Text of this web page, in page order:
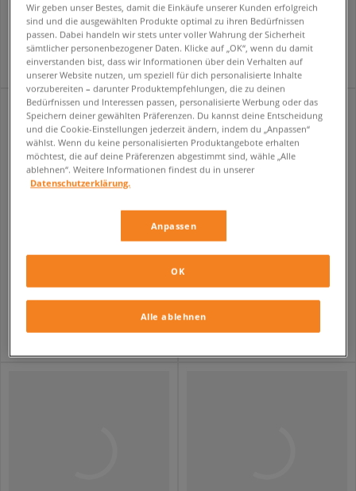
herren
139,99 €
damen
194,99 €
herren
herren
Wir geben unser Bestes, damit die Einkäufe unserer Kunden erfolgreich
sind und die ausgewählten Produkte optimal zu ihren Bedürfnissen
passen. Dabei handeln wir stets unter voller Wahrung der Sicherheit
sämtlicher personenbezogener Daten. Klicke auf „OK“, wenn du damit
einverstanden bist, dass wir Informationen über dein Verhalten auf
unserer Website nutzen, um speziell für dich personalisierte Inhalte
vorzubereiten – darunter Produktempfehlungen, die zu deinen
Bedürfnissen und Interessen passen, personalisierte Werbung oder das
Speichern deiner gewählten Präferenzen. Du kannst deine Entscheidung
und die Cookie-Einstellungen jederzeit ändern, indem du „Anpassen“
wählst. Wenn du keine personalisierten Produktangebote erhalten
möchtest, die auf deine Präferenzen abgestimmt sind, wähle „Alle
ablehnen“. Weitere Informationen findest du in unserer
Datenschutzerklärung.
Anpassen
Alle ablehnen
OK